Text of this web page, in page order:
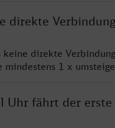
direkte
direkte
mindestens 1 x
Uhr fährt der